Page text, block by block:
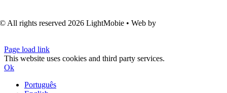
© All rights reserved 2026 LightMobie • Web by
Page load link
This website uses cookies and third party services.
Ok
Português